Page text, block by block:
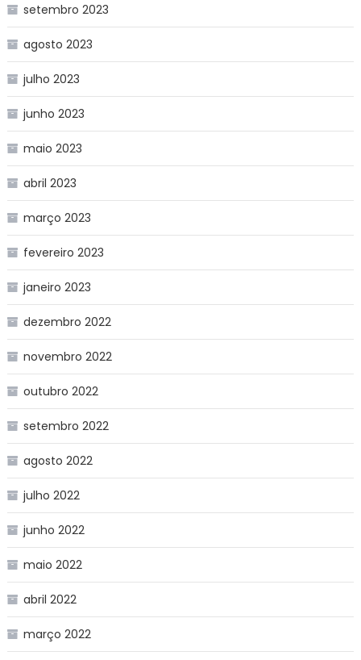
setembro 2023
agosto 2023
julho 2023
junho 2023
maio 2023
abril 2023
março 2023
fevereiro 2023
janeiro 2023
dezembro 2022
novembro 2022
outubro 2022
setembro 2022
agosto 2022
julho 2022
junho 2022
maio 2022
abril 2022
março 2022